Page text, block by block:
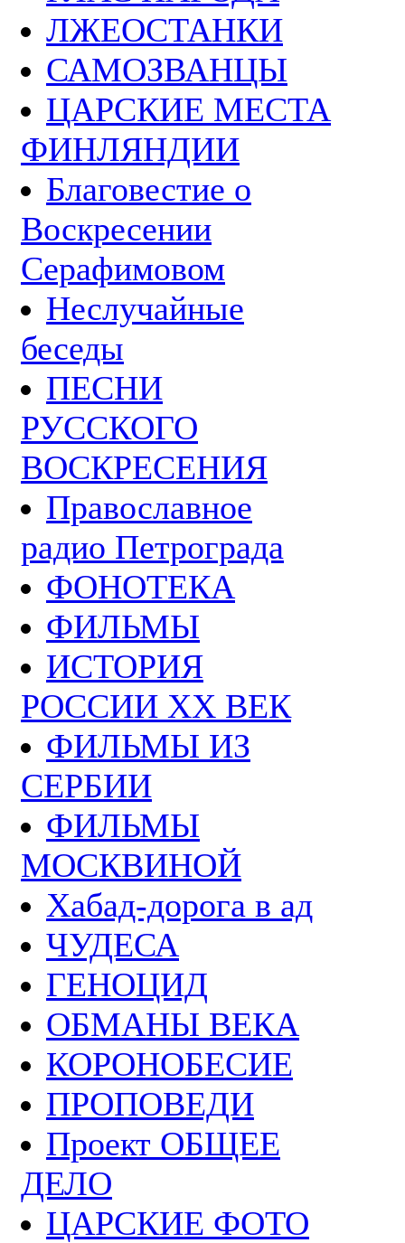
ЛЖЕОСТАНКИ
САМОЗВАНЦЫ
ЦАРСКИЕ МЕСТА
ФИНЛЯНДИИ
Благовестие о
Воскресении
Серафимовом
Неслучайные
беседы
ПЕСНИ
РУССКОГО
ВОСКРЕСЕНИЯ
Православное
радио Петрограда
ФОНОТЕКА
ФИЛЬМЫ
ИСТОРИЯ
РОССИИ ХХ ВЕК
ФИЛЬМЫ ИЗ
СЕРБИИ
ФИЛЬМЫ
МОСКВИНОЙ
Хабад-дорога в ад
ЧУДЕСА
ГЕНОЦИД
ОБМАНЫ ВЕКА
КОРОНОБЕСИЕ
ПРОПОВЕДИ
Проект ОБЩЕЕ
ДЕЛО
ЦАРСКИЕ ФОТО